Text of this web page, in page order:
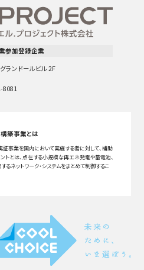
参加登録企業
ランドールビル 2F
構築事業とは
証事業を国内において実施する者に対して、補助
トとは、点在する小規模な再エネ発電や蓄電池、
ネットワーク・システムをまとめて制御するこ